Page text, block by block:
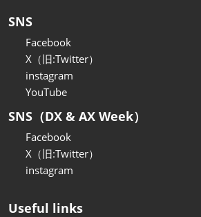
SNS
Facebook
X（旧:Twitter）
instagram
YouTube
SNS（DX & AX Week）
Facebook
X（旧:Twitter）
instagram
Useful links